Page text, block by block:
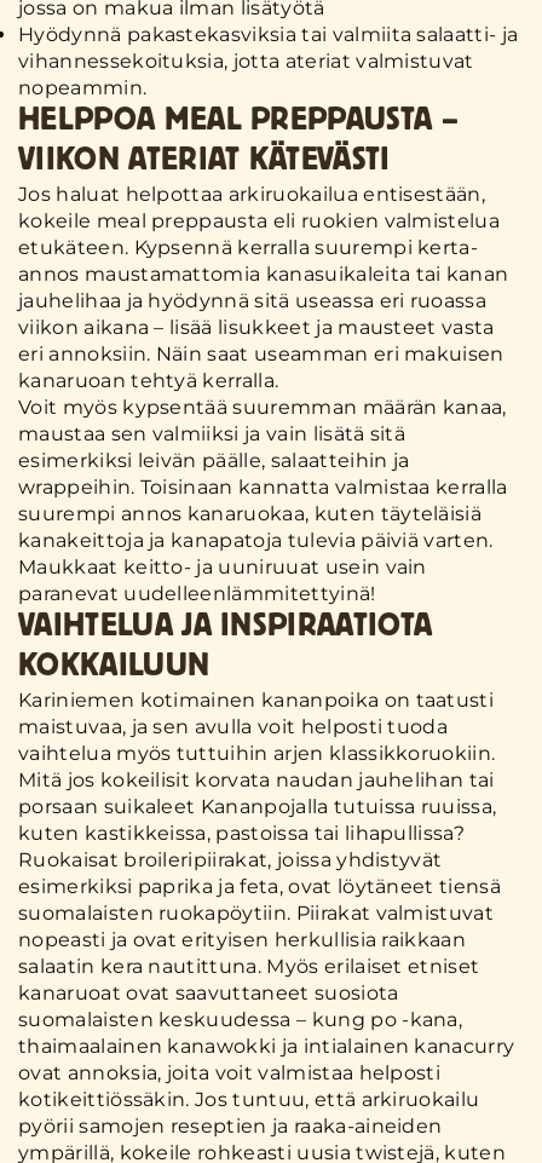
jossa on makua ilman lisätyötä
Hyödynnä pakastekasviksia tai valmiita salaatti- ja
vihannessekoituksia, jotta ateriat valmistuvat
nopeammin.
HELPPOA MEAL PREPPAUSTA –
VIIKON ATERIAT KÄTEVÄSTI
Jos haluat helpottaa arkiruokailua entisestään,
kokeile meal preppausta eli ruokien valmistelua
etukäteen. Kypsennä kerralla suurempi kerta-
annos maustamattomia kanasuikaleita tai kanan
jauhelihaa ja hyödynnä sitä useassa eri ruoassa
viikon aikana – lisää lisukkeet ja mausteet vasta
eri annoksiin. Näin saat useamman eri makuisen
kanaruoan tehtyä kerralla.
Voit myös kypsentää suuremman määrän kanaa,
maustaa sen valmiiksi ja vain lisätä sitä
esimerkiksi leivän päälle, salaatteihin ja
wrappeihin. Toisinaan kannatta valmistaa kerralla
suurempi annos kanaruokaa, kuten täyteläisiä
kanakeittoja ja kanapatoja tulevia päiviä varten.
Maukkaat keitto- ja uuniruuat usein vain
paranevat uudelleenlämmitettyinä!
VAIHTELUA JA INSPIRAATIOTA
KOKKAILUUN
Kariniemen kotimainen kananpoika on taatusti
maistuvaa, ja sen avulla voit helposti tuoda
vaihtelua myös tuttuihin arjen klassikkoruokiin.
Mitä jos kokeilisit korvata naudan jauhelihan tai
porsaan suikaleet Kananpojalla tutuissa ruuissa,
kuten kastikkeissa, pastoissa tai lihapullissa?
Ruokaisat broileripiirakat, joissa yhdistyvät
esimerkiksi paprika ja feta, ovat löytäneet tiensä
suomalaisten ruokapöytiin. Piirakat valmistuvat
nopeasti ja ovat erityisen herkullisia raikkaan
salaatin kera nautittuna. Myös erilaiset etniset
kanaruoat ovat saavuttaneet suosiota
suomalaisten keskuudessa – kung po -kana,
thaimaalainen kanawokki ja intialainen kanacurry
ovat annoksia, joita voit valmistaa helposti
kotikeittiössäkin. Jos tuntuu, että arkiruokailu
pyörii samojen reseptien ja raaka-aineiden
ympärillä, kokeile rohkeasti uusia twistejä, kuten